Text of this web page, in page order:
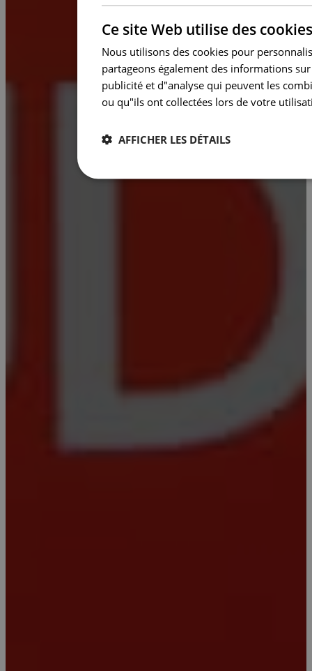
Ce site Web utilise des cookies
Nous utilisons des cookies pour
partageons également des informations
publicité et d"analyse qui peuvent les
ou qu"ils ont collectées lors de votre
AFFICHER LES DÉTAILS